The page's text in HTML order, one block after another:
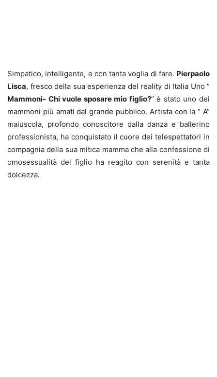
Simpatico, intelligente, e con tanta voglia di fare. Pierpaolo
Lisca, fresco della sua esperienza del reality di Italia Uno ”
Mammoni- Chi vuole sposare mio figlio?” è stato uno dei
mammoni più amati dal grande pubblico. Artista con la ” A”
maiuscola, profondo conoscitore dalla danza e ballerino
professionista, ha conquistato il cuore dei telespettatori in
compagnia della sua mitica mamma che alla confessione di
omosessualità del figlio ha reagito con serenità e tanta
dolcezza.